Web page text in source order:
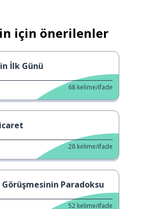
için önerilenler
İlk Günü
68 kelime/ifade
28 kelime/ifade
Görüşmesinin Paradoksu
52 kelime/ifade